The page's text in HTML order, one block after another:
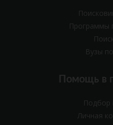
Программы
Вузы
Помощь в
Подбор
Личная